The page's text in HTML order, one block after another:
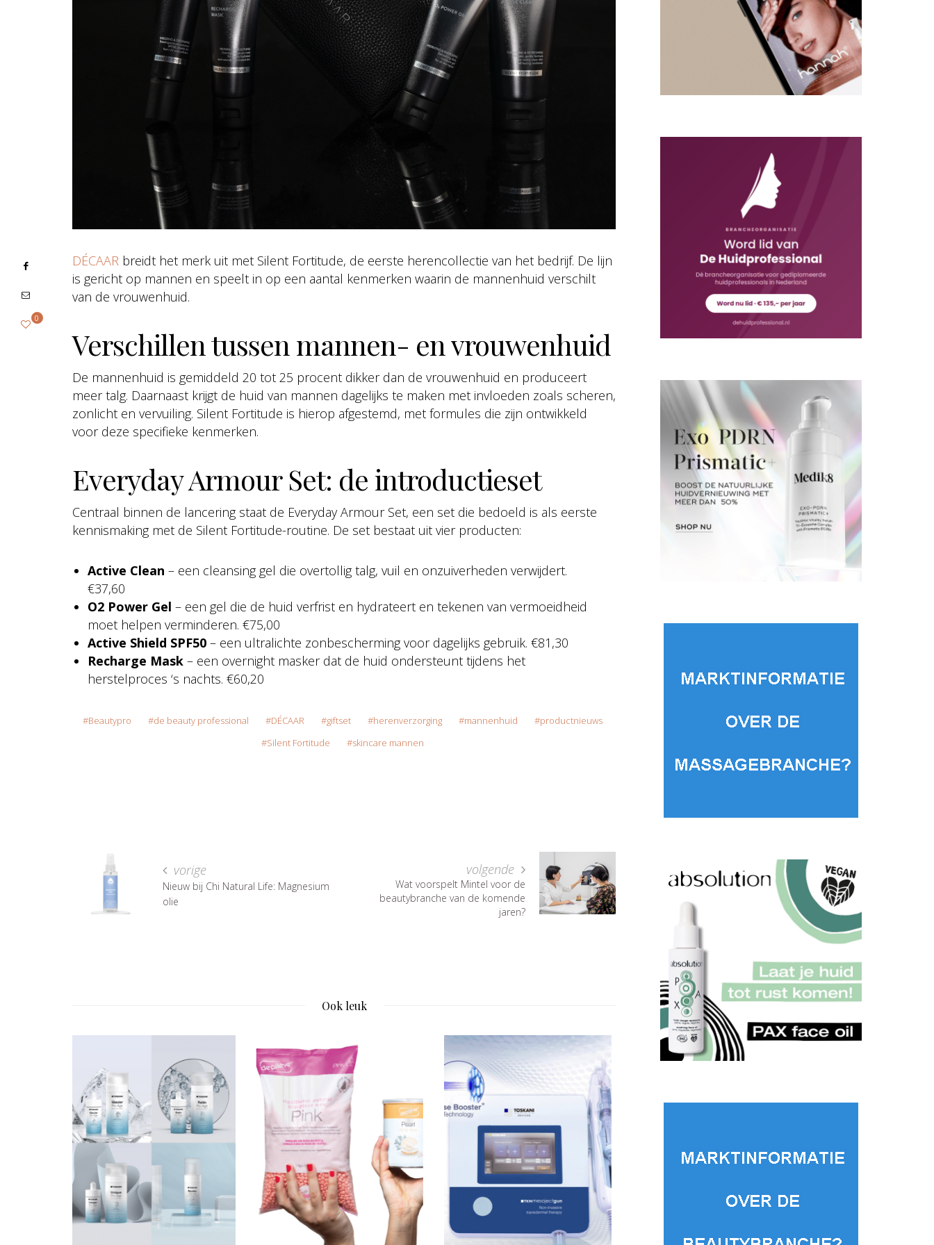
DÉCAAR breidt het merk uit met Silent Fortitude, de eerste herencollectie van het bedrijf. De lijn
is gericht op mannen en speelt in op een aantal kenmerken waarin de mannenhuid verschilt
van de vrouwenhuid.
Verschillen tussen mannen- en vrouwenhuid
De mannenhuid is gemiddeld 20 tot 25 procent dikker dan de vrouwenhuid en produceert
meer talg. Daarnaast krijgt de huid van mannen dagelijks te maken met invloeden zoals scheren,
zonlicht en vervuiling. Silent Fortitude is hierop afgestemd, met formules die zijn ontwikkeld
voor deze specifieke kenmerken.
Everyday Armour Set: de introductieset
Centraal binnen de lancering staat de Everyday Armour Set, een set die bedoeld is als eerste
kennismaking met de Silent Fortitude-routine. De set bestaat uit vier producten:
Active Clean – een cleansing gel die overtollig talg, vuil en onzuiverheden verwijdert.
€37,60
O2 Power Gel – een gel die de huid verfrist en hydrateert en tekenen van vermoeidheid
moet helpen verminderen. €75,00
Active Shield SPF50– een ultralichte zonbescherming voor dagelijks gebruik. €81,30
Recharge Mask– een overnight masker dat de huid ondersteunt tijdens het
herstelproces ‘s nachts. €60,20
0
Beautypro de beauty professional DÉCAAR giftset herenverzorging mannenhuid
productnieuws
Silent Fortitude
skincare mannen
vorige
Nieuw bij Chi Natural Life: Magnesium
olie
volgende
Wat voorspelt Mintel voor de
beautybranche van de komende
jaren?
Ook leuk